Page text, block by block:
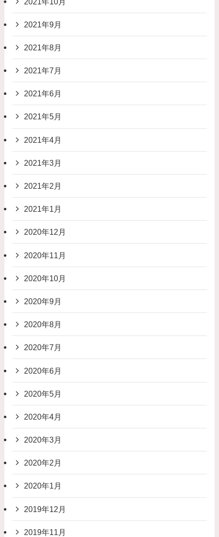
2021年9月
2021年8月
2021年7月
2021年6月
2021年5月
2021年4月
2021年3月
2021年2月
2021年1月
2020年12月
2020年11月
2020年10月
2020年9月
2020年8月
2020年7月
2020年6月
2020年5月
2020年4月
2020年3月
2020年2月
2020年1月
2019年12月
2019年11月